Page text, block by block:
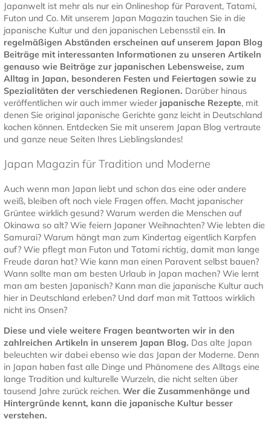
Japanwelt ist mehr als nur ein Onlineshop für Paravent, Tatami,
Futon und Co. Mit unserem Japan Magazin tauchen Sie in die
japanische Kultur und den japanischen Lebensstil ein. In
regelmäßigen Abständen erscheinen auf unserem Japan Blog
Beiträge mit interessanten Informationen zu unseren Artikeln
genauso wie Beiträge zur japanischen Lebensweise, zum
Alltag in Japan, besonderen Festen und Feiertagen sowie zu
Spezialitäten der verschiedenen Regionen. Darüber hinaus
veröffentlichen wir auch immer wieder japanische Rezepte, mit
denen Sie original japanische Gerichte ganz leicht in Deutschland
kochen können. Entdecken Sie mit unserem Japan Blog vertraute
und ganze neue Seiten Ihres Lieblingslandes!
Japan Magazin für Tradition und Moderne
Auch wenn man Japan liebt und schon das eine oder andere
weiß, bleiben oft noch viele Fragen offen. Macht japanischer
Grüntee wirklich gesund? Warum werden die Menschen auf
Okinawa so alt? Wie feiern Japaner Weihnachten? Wie lebten die
Samurai? Warum hängt man zum Kindertag eigentlich Karpfen
auf? Wie pflegt man Futon und Tatami richtig, damit man lange
Freude daran hat? Wie kann man einen Paravent selbst bauen?
Wann sollte man am besten Urlaub in Japan machen? Wie lernt
man am besten Japanisch? Kann man die japanische Kultur auch
hier in Deutschland erleben? Und darf man mit Tattoos wirklich
nicht ins Onsen?
Diese und viele weitere Fragen beantworten wir in den
zahlreichen Artikeln in unserem Japan Blog. Das alte Japan
beleuchten wir dabei ebenso wie das Japan der Moderne. Denn
in Japan haben fast alle Dinge und Phänomene des Alltags eine
lange Tradition und kulturelle Wurzeln, die nicht selten über
tausend Jahre zurück reichen. Wer die Zusammenhänge und
Hintergründe kennt, kann die japanische Kultur besser
verstehen.